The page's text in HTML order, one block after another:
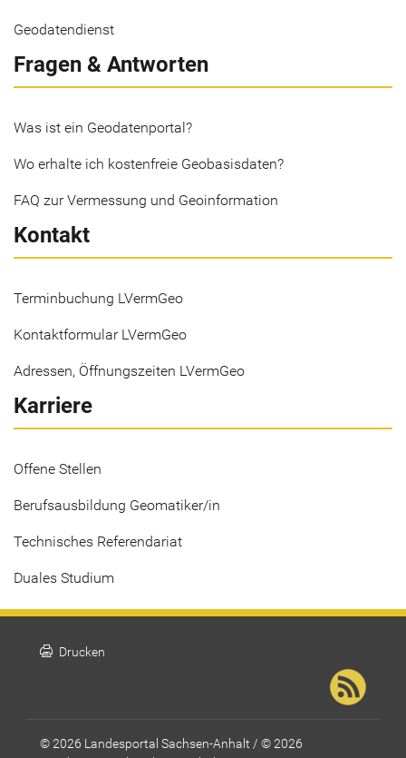
Geodatendienst
Fragen & Antworten
Was ist ein Geodatenportal?
Wo erhalte ich kostenfreie Geobasisdaten?
FAQ zur Vermessung und Geoinformation
Kontakt
Terminbuchung LVermGeo
Kontaktformular LVermGeo
Adressen, Öffnungszeiten LVermGeo
Karriere
Offene Stellen
Berufsausbildung Geomatiker/in
Technisches Referendariat
Duales Studium
print Drucken
© 2026 Landesportal Sachsen-Anhalt / © 2026